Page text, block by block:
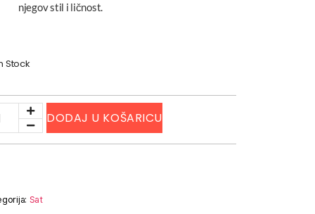
njegov stil i ličnost.
Stock
DODAJ U KOŠARICU
Sat